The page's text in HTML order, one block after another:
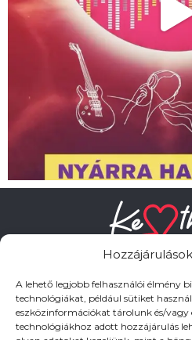
A lehető legjobb felhasználói élmény
technológiákat, például sütiket
eszközinformációkat tárolunk és/vagy
technológiákhoz adott hozzájárulás
HASZNOS LINKEK